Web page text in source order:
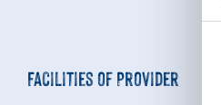
Facilities of Provider